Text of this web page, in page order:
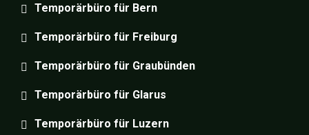
Temporärbüro für Bern
Temporärbüro für Freiburg
Temporärbüro für Graubünden
Temporärbüro für Glarus
Temporärbüro für Luzern